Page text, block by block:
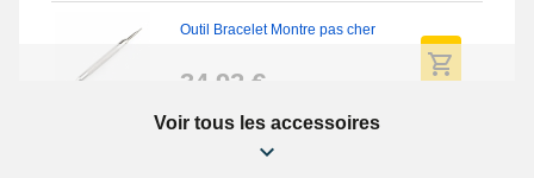
Outil Bracelet Montre pas cher
34,92 €
Kit Réparation Montre Débutant
Voir tous les accessoires